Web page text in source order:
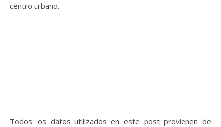
centro urbano.
Todos los datos utilizados en este post provienen de